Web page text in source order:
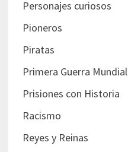
Personajes curiosos
Pioneros
Piratas
Primera Guerra Mundial
Prisiones con Historia
Racismo
Reyes y Reinas